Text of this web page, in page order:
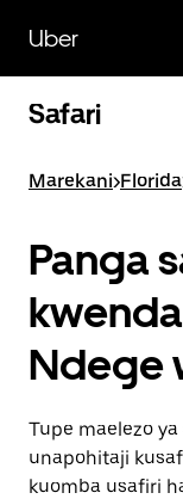
uende
katika
maudhui
msingi
Uber
Safari
Marekani>Florida
Panga
Ndege
Tupe maelezo
unapohitaji
kuomba usafiri